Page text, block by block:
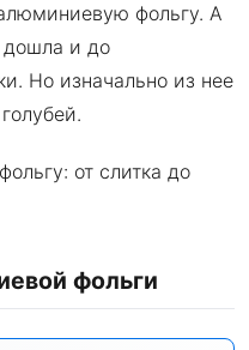
фольгу. А
дошла и до
Но изначально из нее
фольги